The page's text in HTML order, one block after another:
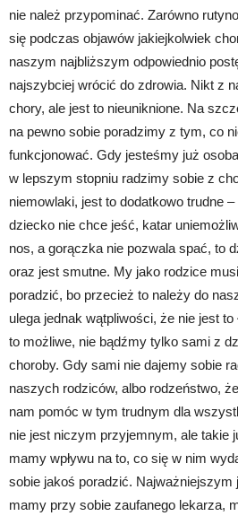
nie należ przypominać. Zarówno
się podczas objawów jakiejkolwiek
naszym najbliższym odpowiednio
najszybciej wrócić do zdrowia. Nikt z
chory, ale jest to nieuniknione. Na
na pewno sobie poradzimy z tym, co
funkcjonować. Gdy jesteśmy już
w lepszym stopniu radzimy sobie z
niemowlaki, jest to dodatkowo trudne
dziecko nie chce jeść, katar
nos, a gorączka nie pozwala spać, to
oraz jest smutne. My jako rodzice
poradzić, bo przecież to należy do
ulega jednak wątpliwości, że nie jest to
to możliwe, nie bądźmy tylko sami z
choroby. Gdy sami nie dajemy sobie
naszych rodziców, albo rodzeństwo,
nam pomóc w tym trudnym dla
nie jest niczym przyjemnym, ale takie
mamy wpływu na to, co się w nim
sobie jakoś poradzić. Najważniejszym
mamy przy sobie zaufanego lekarza,